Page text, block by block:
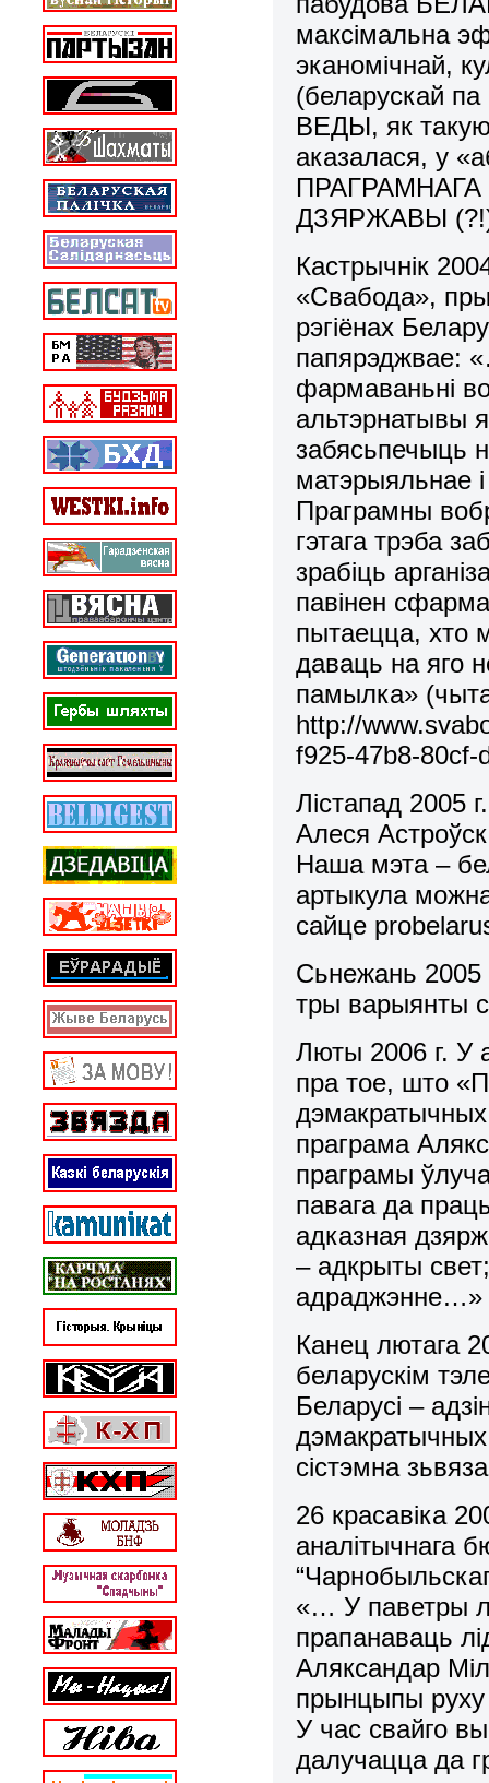
максімальна
эканомічнай,
(беларускай
ВЕДЫ, як
аказалася, у
ДЗЯРЖАВЫ (?!),
Кастрычнік
«Свабода»,
рэгіёнах
папярэджвае:
фармаваньні
альтэрнатывы
забясьпечыць
матэрыяльнае
Праграмны
гэтага трэба
зрабіць
павінен
пытаецца, хто
даваць на яго
памылка»
http://
f925-47b8-80cf-
Лістапад 2005
Алеся
Наша мэта –
артыкула
сайце
Сьнежань 2005
тры варыянты
Люты 2006 г. У
пра тое, што
праграма
праграмы
павага да
адказная
– адкрыты
адраджэнне…»
Канец лютага
беларускім
Беларусі –
дэмакратычных
сістэмна
26 красавіка
аналітычнага
«… У паветры
прапанаваць
Аляксандар
прынцыпы руху
У час свайго
далучацца да